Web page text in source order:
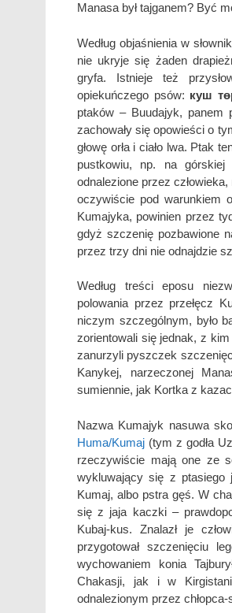
Manasa był tajganem? Być
Według objaśnienia w
nie ukryje się żaden
gryfa. Istnieje też
opiekuńczego psów: куш
ptaków – Buudajyk, panem
zachowały się opowieści o
głowę orła i ciało lwa. Ptak
pustkowiu, np. na
odnalezione przez
oczywiście pod warunkiem
Kumajyka, powinien przez
gdyż szczenię pozbawione
przez trzy dni nie odnajdzie
Według treści eposu
polowania przez przełęcz
niczym szczególnym, było
zorientowali się jednak, z
zanurzyli pyszczek
Kanykej, narzeczonej
sumiennie, jak Kortka z
Nazwa Kumajyk nasuwa
Huma/Kumaj (tym z godła
rzeczywiście mają one ze
wykluwający się z ptasiego
Kumaj, albo pstra gęś. W
się z jaja kaczki –
Kubaj-kus. Znalazł je
przygotował szczenięciu
wychowaniem konia
Chakasji, jak i w
odnalezionym przez chłopca-